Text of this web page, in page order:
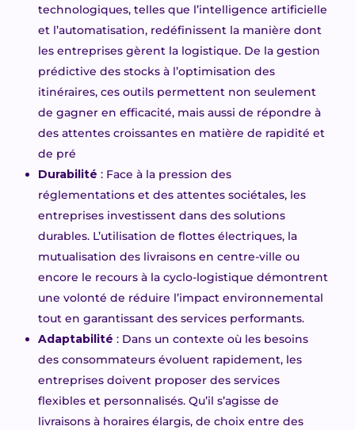
technologiques, telles que l’intelligence artificielle
et l’automatisation, redéfinissent la manière dont
les entreprises gèrent la logistique. De la gestion
prédictive des stocks à l’optimisation des
itinéraires, ces outils permettent non seulement
de gagner en efficacité, mais aussi de répondre à
des attentes croissantes en matière de rapidité et
de pré
Durabilité : Face à la pression des
réglementations et des attentes sociétales, les
entreprises investissent dans des solutions
durables. L’utilisation de flottes électriques, la
mutualisation des livraisons en centre-ville ou
encore le recours à la cyclo-logistique démontrent
une volonté de réduire l’impact environnemental
tout en garantissant des services performants.
Adaptabilité : Dans un contexte où les besoins
des consommateurs évoluent rapidement, les
entreprises doivent proposer des services
flexibles et personnalisés. Qu’il s’agisse de
livraisons à horaires élargis, de choix entre des